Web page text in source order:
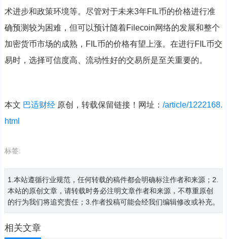
术进步和政策环境等。尽管对于未来3年FIL币的价格进行准
确预测较为困难，但可以预计随着Filecoin网络的发展和整个
加密货币市场的成熟，FIL币的价格有望上涨。在进行FIL币交
易时，选择可信度高、流动性好的交易所是至关重要的。
本文 巴适财经原创，转载保留链接！网址： /article/1222168.
html
标签:
1.本站遵循行业规范，任何转载的稿件都会明确标注作者和来源；2.
本站的原创文章，请转载时务必注明文章作者和来源，不尊重原创
的行为我们将追究责任；3.作者投稿可能会经我们编辑修改或补充。
相关文章